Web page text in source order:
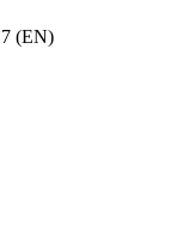
(EN)